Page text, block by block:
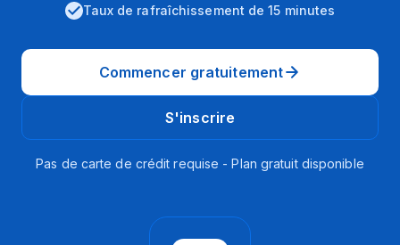
Taux de rafraîchissement de 15 minutes
Commencer gratuitement
S'inscrire
Pas de carte de crédit requise - Plan gratuit disponible